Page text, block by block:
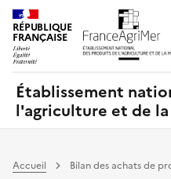
RÉPUBLIQUE
FRANÇAISE
Établissement
l'agriculture et de
Accueil
Bilan des achats de
Panneau de gestion des